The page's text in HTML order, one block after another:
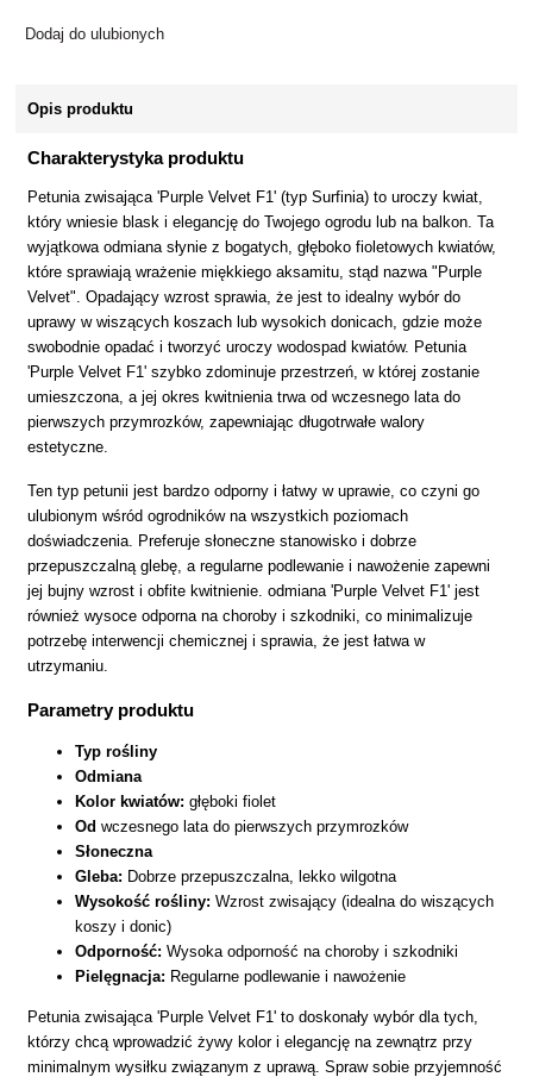
Dodaj do ulubionych
Opis produktu
Charakterystyka produktu
Petunia zwisająca 'Purple Velvet F1' (typ Surfinia) to uroczy kwiat,
który wniesie blask i elegancję do Twojego ogrodu lub na balkon. Ta
wyjątkowa odmiana słynie z bogatych, głęboko fioletowych kwiatów,
które sprawiają wrażenie miękkiego aksamitu, stąd nazwa "Purple
Velvet". Opadający wzrost sprawia, że jest to idealny wybór do
uprawy w wiszących koszach lub wysokich donicach, gdzie może
swobodnie opadać i tworzyć uroczy wodospad kwiatów. Petunia
'Purple Velvet F1' szybko zdominuje przestrzeń, w której zostanie
umieszczona, a jej okres kwitnienia trwa od wczesnego lata do
pierwszych przymrozków, zapewniając długotrwałe walory
estetyczne.
Ten typ petunii jest bardzo odporny i łatwy w uprawie, co czyni go
ulubionym wśród ogrodników na wszystkich poziomach
doświadczenia. Preferuje słoneczne stanowisko i dobrze
przepuszczalną glebę, a regularne podlewanie i nawożenie zapewni
jej bujny wzrost i obfite kwitnienie. odmiana 'Purple Velvet F1' jest
również wysoce odporna na choroby i szkodniki, co minimalizuje
potrzebę interwencji chemicznej i sprawia, że jest łatwa w
utrzymaniu.
Parametry produktu
Typ rośliny
Odmiana
Kolor kwiatów: głęboki fiolet
Od wczesnego lata do pierwszych przymrozków
Słoneczna
Gleba: Dobrze przepuszczalna, lekko wilgotna
Wysokość rośliny: Wzrost zwisający (idealna do wiszących
koszy i donic)
Odporność: Wysoka odporność na choroby i szkodniki
Pielęgnacja: Regularne podlewanie i nawożenie
Petunia zwisająca 'Purple Velvet F1' to doskonały wybór dla tych,
którzy chcą wprowadzić żywy kolor i elegancję na zewnątrz przy
minimalnym wysiłku związanym z uprawą. Spraw sobie przyjemność